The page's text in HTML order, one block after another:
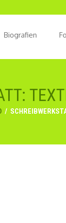
Biografien
/